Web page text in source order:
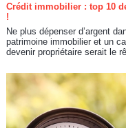
Crédit immobilier : top 10
!
Ne plus dépenser d’argent
patrimoine immobilier et un
devenir propriétaire serait le